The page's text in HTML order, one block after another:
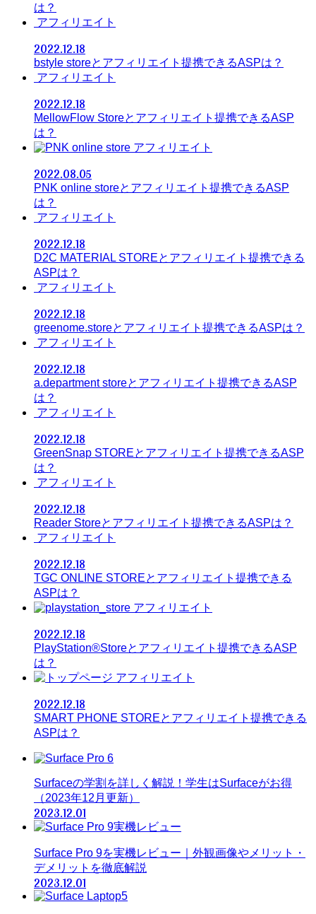
は？
アフィリエイト
2022.12.18
bstyle storeとアフィリエイト提携できるASPは？
アフィリエイト
2022.12.18
MellowFlow Storeとアフィリエイト提携できるASP
は？
アフィリエイト
2022.08.05
PNK online storeとアフィリエイト提携できるASP
は？
アフィリエイト
2022.12.18
D2C MATERIAL STOREとアフィリエイト提携できる
ASPは？
アフィリエイト
2022.12.18
greenome.storeとアフィリエイト提携できるASPは？
アフィリエイト
2022.12.18
a.department storeとアフィリエイト提携できるASP
は？
アフィリエイト
2022.12.18
GreenSnap STOREとアフィリエイト提携できるASP
は？
アフィリエイト
2022.12.18
Reader Storeとアフィリエイト提携できるASPは？
アフィリエイト
2022.12.18
TGC ONLINE STOREとアフィリエイト提携できる
ASPは？
アフィリエイト
2022.12.18
PlayStation®Storeとアフィリエイト提携できるASP
は？
アフィリエイト
2022.12.18
SMART PHONE STOREとアフィリエイト提携できる
ASPは？
Surfaceの学割を詳しく解説！学生はSurfaceがお得
（2023年12月更新）
2023.12.01
Surface Pro 9を実機レビュー｜外観画像やメリット・
デメリットを徹底解説
2023.12.01